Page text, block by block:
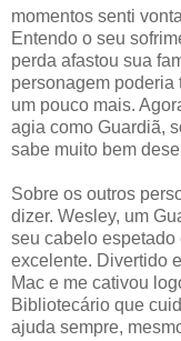
momentos senti
Entendo o seu
perda afastou sua
personagem poderia
um pouco mais.
agia como Guardiã,
sabe muito bem
Sobre os outros
dizer. Wesley, um
seu cabelo
excelente. Divertido
Mac e me cativou
Bibliotecário que
ajuda sempre,